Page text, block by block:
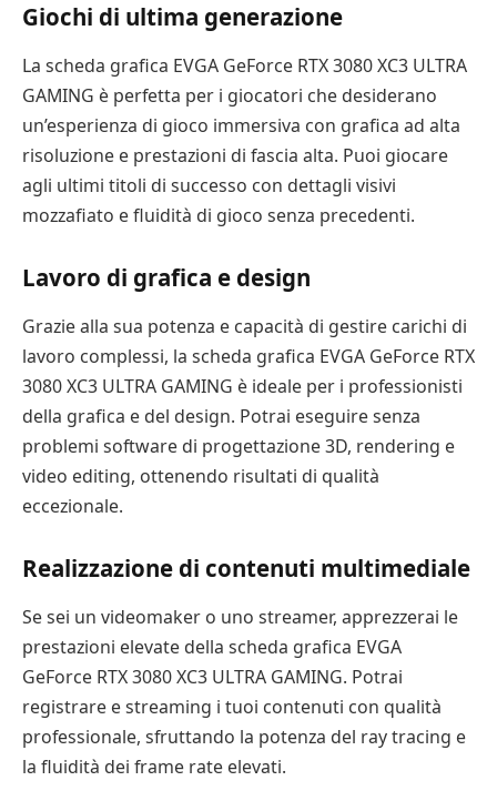
Giochi di ultima generazione
La scheda grafica EVGA GeForce RTX 3080 XC3 ULTRA
GAMING è perfetta per i giocatori che desiderano
un’esperienza di gioco immersiva con grafica ad alta
risoluzione e prestazioni di fascia alta. Puoi giocare
agli ultimi titoli di successo con dettagli visivi
mozzafiato e fluidità di gioco senza precedenti.
Lavoro di grafica e design
Grazie alla sua potenza e capacità di gestire carichi di
lavoro complessi, la scheda grafica EVGA GeForce RTX
3080 XC3 ULTRA GAMING è ideale per i professionisti
della grafica e del design. Potrai eseguire senza
problemi software di progettazione 3D, rendering e
video editing, ottenendo risultati di qualità
eccezionale.
Realizzazione di contenuti multimediale
Se sei un videomaker o uno streamer, apprezzerai le
prestazioni elevate della scheda grafica EVGA
GeForce RTX 3080 XC3 ULTRA GAMING. Potrai
registrare e streaming i tuoi contenuti con qualità
professionale, sfruttando la potenza del ray tracing e
la fluidità dei frame rate elevati.